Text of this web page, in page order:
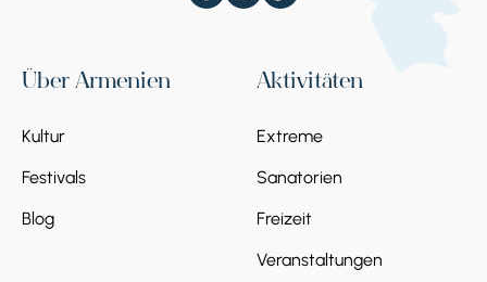
Über Armenien
Kultur
Festivals
Blog
Aktivitäten
Extreme
Sanatorien
Freizeit
Veranstaltungen